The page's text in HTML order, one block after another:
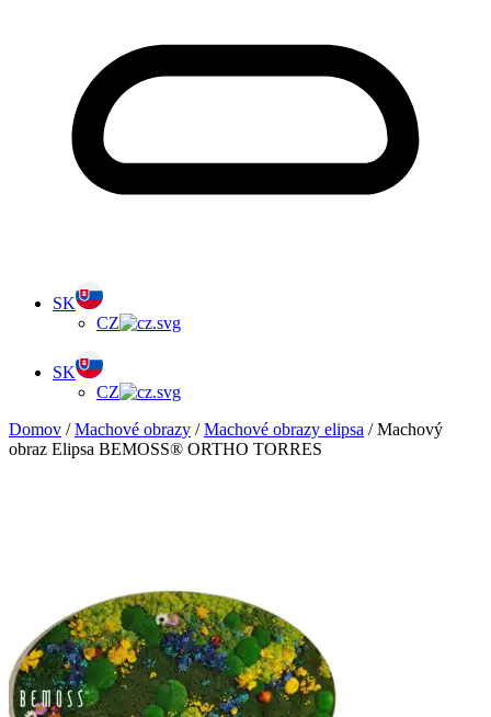
SK
CZ
SK
CZ
Domov /Machové obrazy /Machové obrazy elipsa / Machový
obraz Elipsa BEMOSS® ORTHO TORRES